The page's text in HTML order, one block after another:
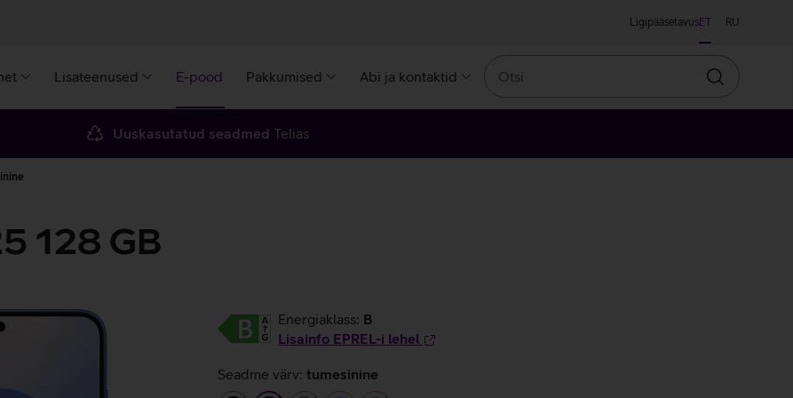
LigipääsetavusET RU
Lisateenused E-pood Pakkumised Abi ja kontaktid
Otsin
Uuskasutatud seadmed Telias
128 GB
Energiaklass: B
Lisainfo EPREL-i lehel
Seadme värv: tumesinine